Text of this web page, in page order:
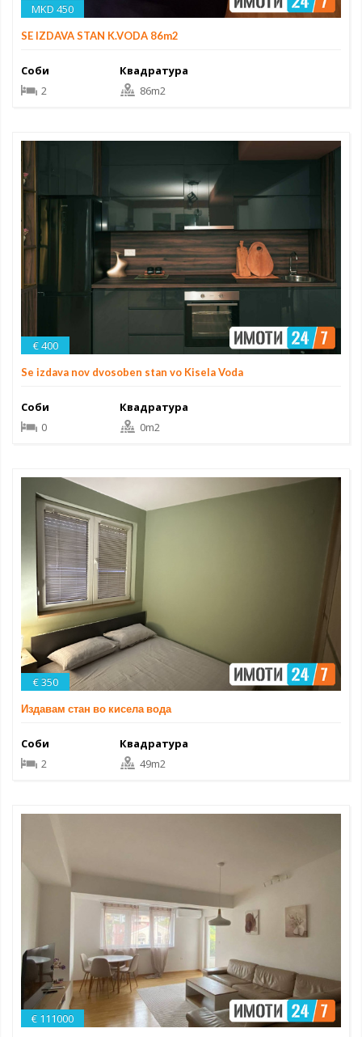
MKD 450
SE IZDAVA STAN K.VODA 86m2
Соби
2
Квадратура
86m2
€ 400
Se izdava nov dvosoben stan vo Kisela Voda
Соби
0
Квадратура
0m2
€ 350
Издавам стан во кисела вода
Соби
2
Квадратура
49m2
€ 111000